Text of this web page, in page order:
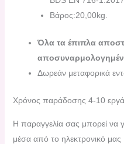
Βάρος:20,00kg.
Όλα τα έπιπλα
Δωρεάν μεταφορικά
Χρόνος παράδοσης 4-10
H παραγγελία σας μπορεί να
μέσα από το ηλεκτρονικό μας